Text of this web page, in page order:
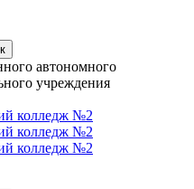
автономного
учреждения
колледж №2
колледж №2
колледж №2